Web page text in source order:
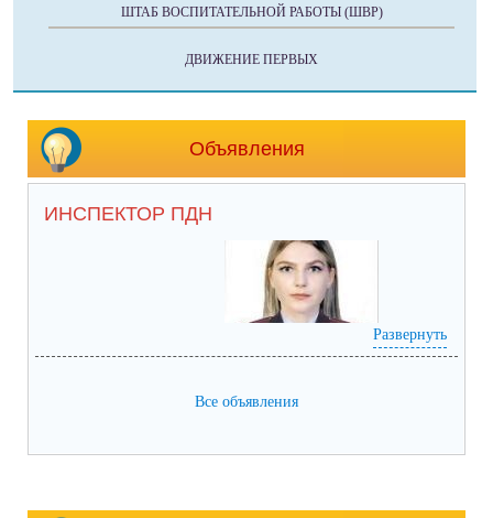
ШТАБ ВОСПИТАТЕЛЬНОЙ РАБОТЫ (ШВР)
ДВИЖЕНИЕ ПЕРВЫХ
Объявления
ИНСПЕКТОР ПДН
Инспектор по делам несовершеннолетних Отдела участковых
МВД России по Пролетарскому районумладший лейтенант полиции
Развернуть
Все объявления